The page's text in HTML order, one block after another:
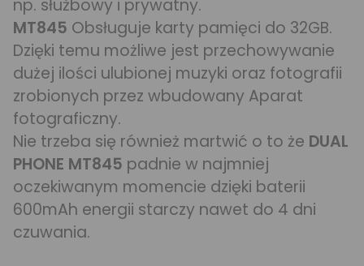
np. służbowy i prywatny.
MT845 Obsługuje karty pamięci do 32GB.
Dzięki temu możliwe jest przechowywanie
dużej ilości ulubionej muzyki oraz fotografii
zrobionych przez wbudowany Aparat
fotograficzny.
Nie trzeba się również martwić o to że DUAL
PHONE MT845 padnie w najmniej
oczekiwanym momencie dzięki baterii
600mAh energii starczy nawet do 4 dni
czuwania.